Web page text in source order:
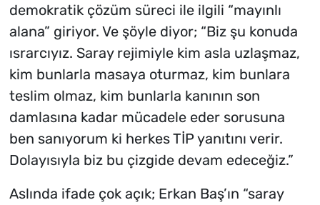
demokratik çözüm süreci ile ilgili “mayınlı
alana” giriyor. Ve şöyle diyor; “Biz şu konuda
ısrarcıyız. Saray rejimiyle kim asla uzlaşmaz,
kim bunlarla masaya oturmaz, kim bunlara
teslim olmaz, kim bunlarla kanının son
damlasına kadar mücadele eder sorusuna
ben sanıyorum ki herkes TİP yanıtını verir.
Dolayısıyla biz bu çizgide devam edeceğiz.”
Aslında ifade çok açık; Erkan Baş’ın “saray